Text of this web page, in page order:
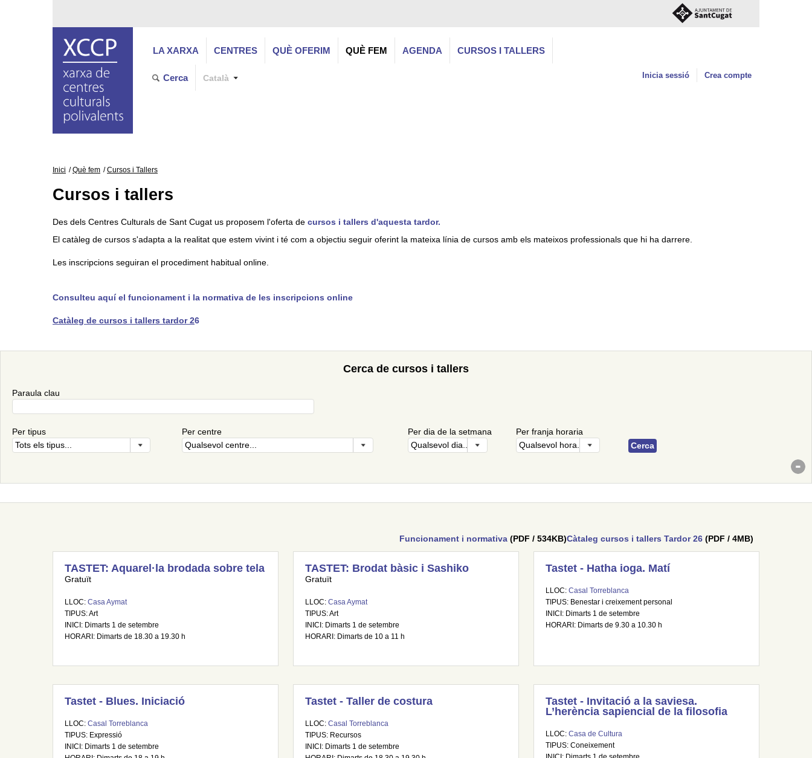
LA XARXA CENTRES QUÈ OFERIM QUÈ FEM AGENDA CURSOS I TALLERS
Cerca Català Inicia sessió Crea compte
Inici Què fem Cursos i Tallers
Cursos i tallers
Des dels Centres Culturals de Sant Cugat us proposem l'oferta de cursos i tallers d'aquesta tardor.
El catàleg de cursos s'adapta a la realitat que estem vivint i té com a objectiu seguir oferint la mateixa línia de cursos amb els mateixos professionals que hi ha darrere.
Les inscripcions seguiran el procediment habitual online.
Consulteu aquí el funcionament i la normativa de les inscripcions online
Catàleg de cursos i tallers tardor 26
Cerca de cursos i tallers
Paraula clau
Per tipus Per centre Per dia de la setmana Per franja horaria
Funcionament i normativa (PDF / 534KB)Càtaleg cursos i tallers Tardor 26 (PDF / 4MB)
TASTET: Aquarel·la brodada sobre tela
Gratuït
LLOC: Casa Aymat
TIPUS: Art
INICI: Dimarts 1 de setembre
HORARI: Dimarts de 18.30 a 19.30 h
TASTET: Brodat bàsic i Sashiko
Gratuït
LLOC: Casa Aymat
TIPUS: Art
INICI: Dimarts 1 de setembre
HORARI: Dimarts de 10 a 11 h
Tastet - Hatha ioga. Matí
LLOC: Casal Torreblanca
TIPUS: Benestar i creixement personal
INICI: Dimarts 1 de setembre
HORARI: Dimarts de 9.30 a 10.30 h
Tastet - Blues. Iniciació
LLOC: Casal Torreblanca
TIPUS: Expressió
INICI: Dimarts 1 de setembre
Tastet - Taller de costura
LLOC: Casal Torreblanca
TIPUS: Recursos
INICI: Dimarts 1 de setembre
Tastet - Invitació a la saviesa.
L’herència sapiencial de la filosofia
LLOC: Casa de Cultura
TIPUS: Coneixement